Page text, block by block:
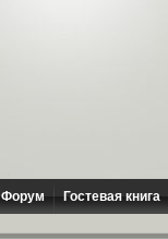
Форум Гостевая книга